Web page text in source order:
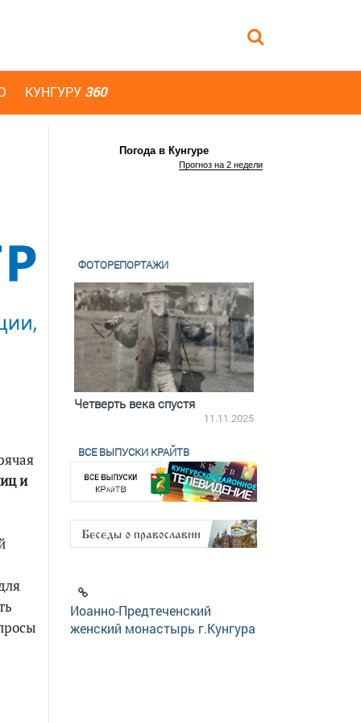
КУНГУРУ 360
и
Погода в Кунгуре
Прогноз на 2 недели
ФОТОРЕПОРТАЖИ
Четверть века спустя
11.11.2025
ВСЕ ВЫПУСКИ КРАЙТВ
Иоанно-Предтеченский
женский монастырь г.Кунгура